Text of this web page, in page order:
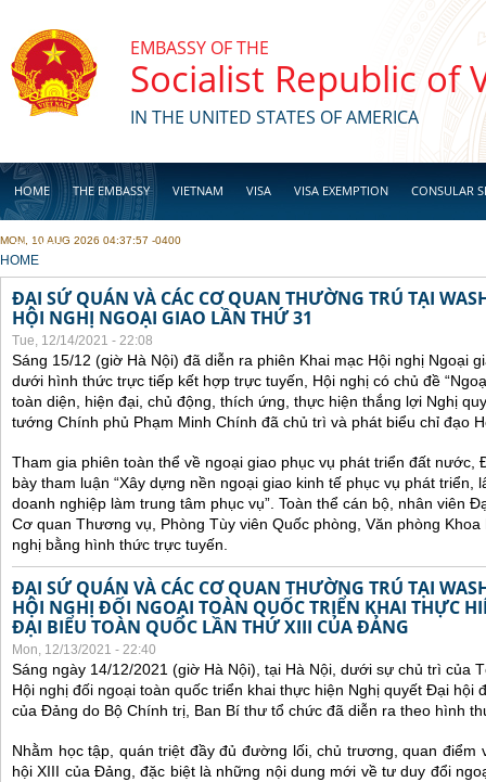
EMBASSY OF THE
Socialist Republic of
IN THE UNITED STATES OF AMERICA
HOME THE EMBASSY VIETNAM VISA VISA EXEMPTION CONSULAR
BUSINESS
MON, 10 AUG 2026 04:37:57 -0400
YOU ARE HERE
HOME
ĐẠI SỨ QUÁN VÀ CÁC CƠ QUAN THƯỜNG TRÚ TẠI
HỘI NGHỊ NGOẠI GIAO LẦN THỨ 31
Tue, 12/14/2021 - 22:08
Sáng 15/12 (giờ Hà Nội) đã diễn ra phiên Khai mạc Hội nghị Ngoại
dưới hình thức trực tiếp kết hợp trực tuyến, Hội nghị có chủ đề
toàn diện, hiện đại, chủ động, thích ứng, thực hiện thắng lợi Nghị
tướng Chính phủ Phạm Minh Chính đã chủ trì và phát biểu chỉ đạo
Tham gia phiên toàn thể về ngoại giao phục vụ phát triển đất nước,
bày tham luận “Xây dựng nền ngoại giao kinh tế phục vụ phát triển,
doanh nghiệp làm trung tâm phục vụ”. Toàn thể cán bộ, nhân viên
Cơ quan Thương vụ, Phòng Tùy viên Quốc phòng, Văn phòng
nghị bằng hình thức trực tuyến.
ĐẠI SỨ QUÁN VÀ CÁC CƠ QUAN THƯỜNG TRÚ TẠI
HỘI NGHỊ ĐỐI NGOẠI TOÀN QUỐC TRIỂN KHAI THỰC
ĐẠI BIỂU TOÀN QUỐC LẦN THỨ XIII CỦA ĐẢNG
Mon, 12/13/2021 - 22:40
Sáng ngày 14/12/2021 (giờ Hà Nội), tại Hà Nội, dưới sự chủ trì của
Hội nghị đối ngoại toàn quốc triển khai thực hiện Nghị quyết Đại hội
của Đảng do Bộ Chính trị, Ban Bí thư tổ chức đã diễn ra theo hình
Nhằm học tập, quán triệt đầy đủ đường lối, chủ trương, quan điểm
hội XIII của Đảng, đặc biệt là những nội dung mới về tư duy đổi